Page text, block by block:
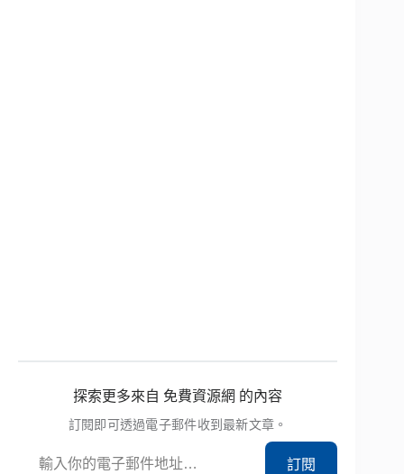
探索更多來自 免費資源網 的內容
訂閱即可透過電子郵件收到最新文章。
訂閱